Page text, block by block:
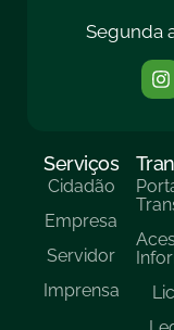
Segunda
Serviços
Cidadão
Empresa
Servidor
Imprensa